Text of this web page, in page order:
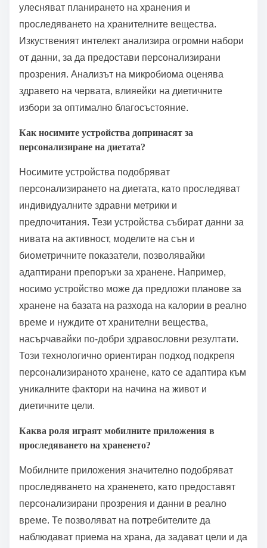
улесняват планирането на хранения и
проследяването на хранителните вещества.
Изкуственият интелект анализира огромни набори
от данни, за да предостави персонализирани
прозрения. Анализът на микробиома оценява
здравето на червата, влияейки на диетичните
избори за оптимално благосъстояние.
Как носимите устройства допринасят за
персонализиране на диетата?
Носимите устройства подобряват
персонализирането на диетата, като проследяват
индивидуалните здравни метрики и
предпочитания. Тези устройства събират данни за
нивата на активност, моделите на сън и
биометричните показатели, позволявайки
адаптирани препоръки за хранене. Например,
носимо устройство може да предложи планове за
хранене на базата на разхода на калории в реално
време и нуждите от хранителни вещества,
насърчавайки по-добри здравословни резултати.
Този технологично ориентиран подход подкрепя
персонализираното хранене, като се адаптира към
уникалните фактори на начина на живот и
диетичните цели.
Каква роля играят мобилните приложения в
проследяването на храненето?
Мобилните приложения значително подобряват
проследяването на храненето, като предоставят
персонализирани прозрения и данни в реално
време. Те позволяват на потребителите да
наблюдават приема на храна, да задават цели и да